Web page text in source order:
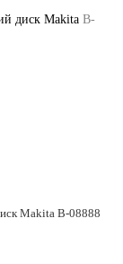
Makita B-08888